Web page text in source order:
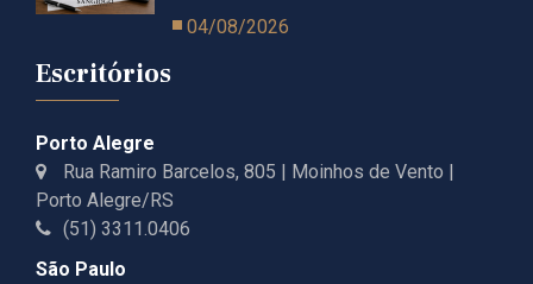
04/08/2026
Escritórios
Porto Alegre
Rua Ramiro Barcelos, 805 | Moinhos de Vento |
Porto Alegre/RS
(51) 3311.0406
São Paulo